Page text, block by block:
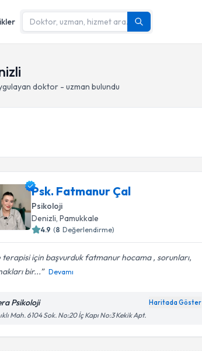
doktor - uzman bulundu
Psk. Fatmanur Çal
Psikoloji
Denizli, Pamukkale
4.9 (8 Değerlendirme)
terapisi için başvurduk fatmanur hocama , sorunları,
bir...
Devamı
Psikoloji Haritada Göster
Mah. 6104 Sok. No:20 İç Kapı No:3 Kekik Apt.